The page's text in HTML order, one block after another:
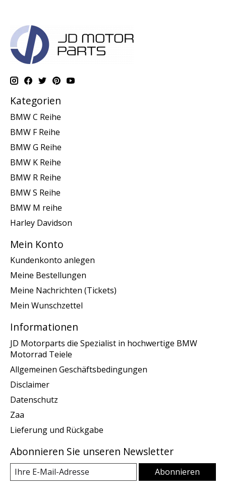
Kategorien
BMW C Reihe
BMW F Reihe
BMW G Reihe
BMW K Reihe
BMW R Reihe
BMW S Reihe
BMW M reihe
Harley Davidson
Mein Konto
Kundenkonto anlegen
Meine Bestellungen
Meine Nachrichten (Tickets)
Mein Wunschzettel
Informationen
JD Motorparts die Spezialist in hochwertige BMW
Motorrad Teiele
Allgemeinen Geschäftsbedingungen
Disclaimer
Datenschutz
Zaa
Lieferung und Rückgabe
Abonnieren Sie unseren Newsletter
Abonnieren